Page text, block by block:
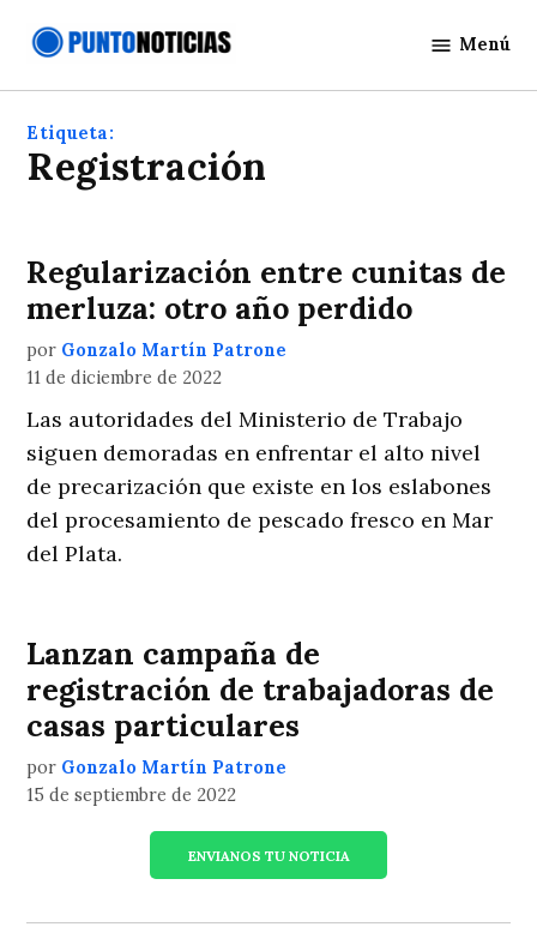
Noticias
Menú
Etiqueta:
Registración
Regularización entre cunitas de
merluza: otro año perdido
por Gonzalo Martín Patrone
11 de diciembre de 2022
Las autoridades del Ministerio de Trabajo
siguen demoradas en enfrentar el alto nivel
de precarización que existe en los eslabones
del procesamiento de pescado fresco en Mar
del Plata.
Lanzan campaña de
registración de trabajadoras de
casas particulares
por Gonzalo Martín Patrone
15 de septiembre de 2022
ENVIANOS TU NOTICIA